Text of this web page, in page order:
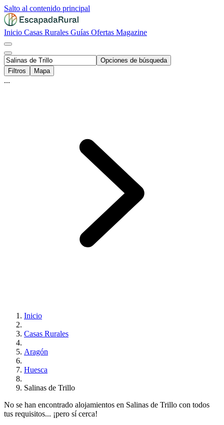
Salto al contenido principal
Inicio Casas Rurales Guías Ofertas Magazine
Opciones de búsqueda
Filtros
Mapa
...
Inicio
Casas Rurales
Aragón
Huesca
Salinas de Trillo
No se han encontrado alojamientos en Salinas de Trillo con todos
tus requisitos... ¡pero sí cerca!